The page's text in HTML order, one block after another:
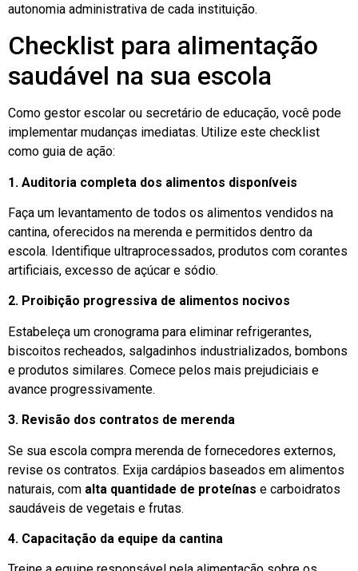
autonomia administrativa de cada instituição.
Checklist para alimentação
saudável na sua escola
Como gestor escolar ou secretário de educação, você pode
implementar mudanças imediatas. Utilize este checklist
como guia de ação:
1. Auditoria completa dos alimentos disponíveis
Faça um levantamento de todos os alimentos vendidos na
cantina, oferecidos na merenda e permitidos dentro da
escola. Identifique ultraprocessados, produtos com corantes
artificiais, excesso de açúcar e sódio.
2. Proibição progressiva de alimentos nocivos
Estabeleça um cronograma para eliminar refrigerantes,
biscoitos recheados, salgadinhos industrializados, bombons
e produtos similares. Comece pelos mais prejudiciais e
avance progressivamente.
3. Revisão dos contratos de merenda
Se sua escola compra merenda de fornecedores externos,
revise os contratos. Exija cardápios baseados em alimentos
naturais, com alta quantidade de proteínas e carboidratos
saudáveis de vegetais e frutas.
4. Capacitação da equipe da cantina